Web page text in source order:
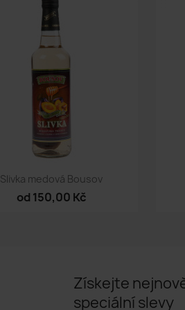
Slivka medová Bousov
od 150,00 Kč
Rychlý náhled
Získejte
speciální slevy